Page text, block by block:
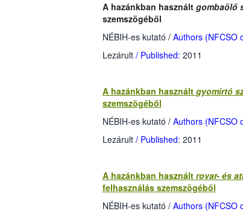
A hazánkban használt gombaölő
szemszögéből
NÉBIH-es kutató /Authors (NFCSO
Lezárult / Published: 2011
A hazánkban használt gyomirtó
szemszögéből
NÉBIH-es kutató /Authors (NFCSO
Lezárult / Published: 2011
A hazánkban használt rovar- és
felhasználás szemszögéből
NÉBIH-es kutató /Authors (NFCSO